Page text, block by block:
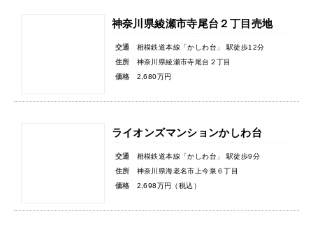
神奈川県綾瀬市寺尾台２丁目売地
交通
相模鉄道本線「かしわ台」 駅徒歩12分
住所
神奈川県綾瀬市寺尾台２丁目
価格
2,680万円
ライオンズマンションかしわ台
交通
相模鉄道本線「かしわ台」 駅徒歩9分
住所
神奈川県海老名市上今泉６丁目
価格
2,698万円（税込）